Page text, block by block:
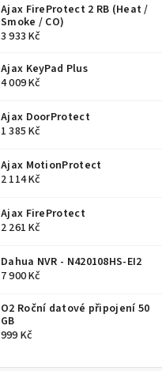
Ajax FireProtect 2 RB (Heat /
Smoke / CO)
3 933 Kč
Ajax KeyPad Plus
4 009 Kč
Ajax DoorProtect
1 385 Kč
Ajax MotionProtect
2 114 Kč
Ajax FireProtect
2 261 Kč
Dahua NVR - N420108HS-EI2
7 900 Kč
O2 Roční datové připojení 50
GB
999 Kč